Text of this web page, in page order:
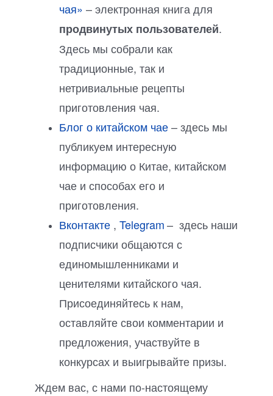
чая» – электронная книга для
продвинутых пользователей.
Здесь мы собрали как
традиционные, так и
нетривиальные рецепты
приготовления чая.
Блог о китайском чае– здесь мы
публикуем интересную
информацию о Китае, китайском
чае и способах его и
приготовления.
Вконтакте, Telegram– здесь наши
подписчики общаются с
единомышленниками и
ценителями китайского чая.
Присоединяйтесь к нам,
оставляйте свои комментарии и
предложения, участвуйте в
конкурсах и выигрывайте призы.
Ждем вас, с нами по-настоящему